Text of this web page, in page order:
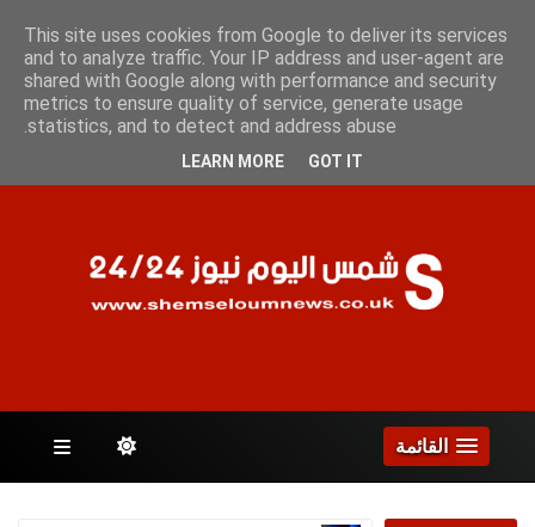
الخميس 6 أغسطس 2026
الصفحات
القائمة
This site uses cookies from Google to deliver its services
and to analyze traffic. Your IP address and user-agent are
shared with Google along with performance and security
metrics to ensure quality of service, generate usage
statistics, and to detect and address abuse.
LEARN MORE GOT IT